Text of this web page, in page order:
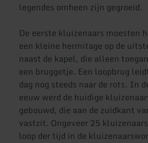
legendes omheen zijn gegroeid.
De eerste kluizenaars moesten
een kleine hermitage op de
naast de kapel, die alleen
een bruggetje. Een loopbrug
dag nog steeds naar de rots. In
eeuw werd de huidige
gebouwd, die aan de zuidkant
vastzit. Ongeveer 25
loop der tijd in de